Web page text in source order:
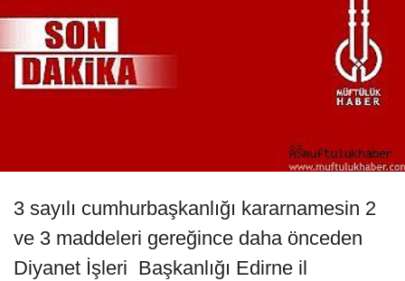
3 sayılı cumhurbaşkanlığı kararnamesin 2
ve 3 maddeleri gereğince daha önceden
Diyanet İşleri Başkanlığı Edirne il